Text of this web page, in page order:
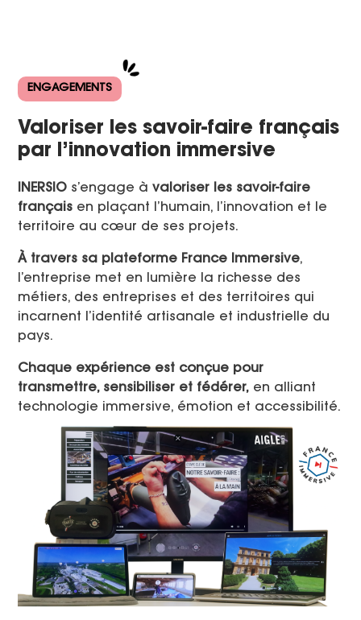
ENGAGEMENTS
Valoriser les savoir-faire français
par l’innovation immersive
INERSIO s’engage àvaloriser les savoir-faire
français en plaçant l’humain, l’innovation et le
territoire au cœur de ses projets.
À travers sa plateforme France Immersive,
l’entreprise met en lumière la richesse des
métiers, des entreprises et des territoires qui
incarnent l’identité artisanale et industrielle du
pays.
Chaque expérience est conçue pour
transmettre, sensibiliser et fédérer, en alliant
technologie immersive, émotion et accessibilité.